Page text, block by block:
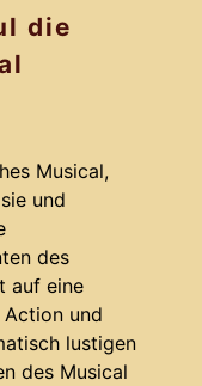
die
Musical,
und
des
auf eine
und
lustigen
des Musical